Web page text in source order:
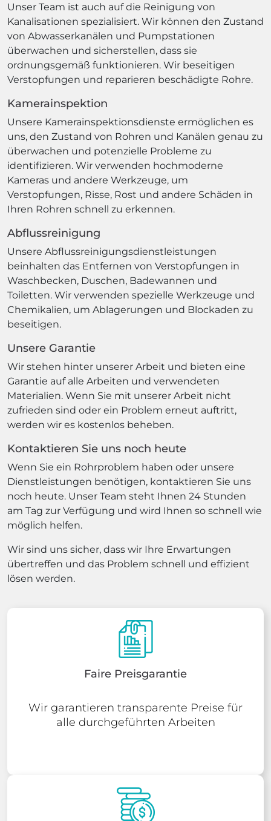
Unser Team ist auch auf die Reinigung von
Kanalisationen spezialisiert. Wir können den Zustand
von Abwasserkanälen und Pumpstationen
überwachen und sicherstellen, dass sie
ordnungsgemäß funktionieren. Wir beseitigen
Verstopfungen und reparieren beschädigte Rohre.
Kamerainspektion
Unsere Kamerainspektionsdienste ermöglichen es
uns, den Zustand von Rohren und Kanälen genau zu
überwachen und potenzielle Probleme zu
identifizieren. Wir verwenden hochmoderne
Kameras und andere Werkzeuge, um
Verstopfungen, Risse, Rost und andere Schäden in
Ihren Rohren schnell zu erkennen.
Abflussreinigung
Unsere Abflussreinigungsdienstleistungen
beinhalten das Entfernen von Verstopfungen in
Waschbecken, Duschen, Badewannen und
Toiletten. Wir verwenden spezielle Werkzeuge und
Chemikalien, um Ablagerungen und Blockaden zu
beseitigen.
Unsere Garantie
Wir stehen hinter unserer Arbeit und bieten eine
Garantie auf alle Arbeiten und verwendeten
Materialien. Wenn Sie mit unserer Arbeit nicht
zufrieden sind oder ein Problem erneut auftritt,
werden wir es kostenlos beheben.
Kontaktieren Sie uns noch heute
Wenn Sie ein Rohrproblem haben oder unsere
Dienstleistungen benötigen, kontaktieren Sie uns
noch heute. Unser Team steht Ihnen 24 Stunden
am Tag zur Verfügung und wird Ihnen so schnell wie
möglich helfen.
Wir sind uns sicher, dass wir Ihre Erwartungen
übertreffen und das Problem schnell und effizient
lösen werden.
Faire Preisgarantie
Wir garantieren transparente Preise für
alle durchgeführten Arbeiten